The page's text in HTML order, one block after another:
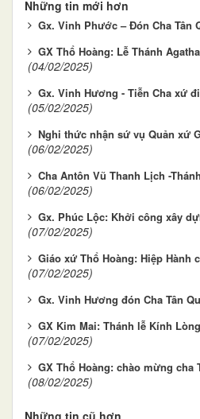
Những tin mới hơn
Gx. Vinh Phước – Đón Cha Tân
GX Thổ Hoàng: Lễ Thánh
(04/02/2025)
Gx. Vinh Hương - Tiễn Cha xứ
(05/02/2025)
Nghi thức nhận sứ vụ Quản xứ
(06/02/2025)
Cha Antôn Vũ Thanh Lịch -
(06/02/2025)
Gx. Phúc Lộc: Khởi công xây
(07/02/2025)
Giáo xứ Thổ Hoàng: Hiệp Hành
(07/02/2025)
Gx. Vinh Hương đón Cha Tân
GX Kim Mai: Thánh lễ Kính
(07/02/2025)
GX Thổ Hoàng: chào mừng cha
(08/02/2025)
Những tin cũ hơn